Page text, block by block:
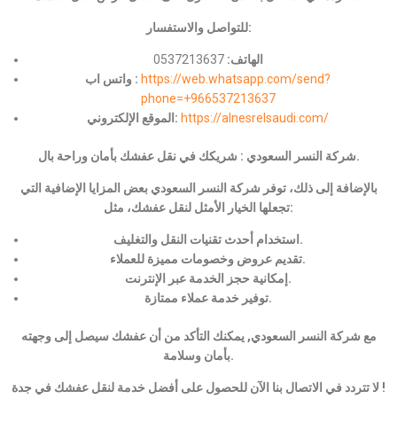
للتواصل والاستفسار:
الهاتف: 0537213637
واتس اب : https://web.whatsapp.com/send?
phone=+966537213637
الموقع الإلكتروني: https://alnesrelsaudi.com/
شركة النسر السعودي : شريكك في نقل عفشك بأمان وراحة بال.
بالإضافة إلى ذلك، توفر شركة النسر السعودي بعض المزايا الإضافية التي
تجعلها الخيار الأمثل لنقل عفشك، مثل:
استخدام أحدث تقنيات النقل والتغليف.
تقديم عروض وخصومات مميزة للعملاء.
إمكانية حجز الخدمة عبر الإنترنت.
توفير خدمة عملاء ممتازة.
مع شركة النسر السعودي, يمكنك التأكد من أن عفشك سيصل إلى وجهته
بأمان وسلامة.
لا تتردد في الاتصال بنا الآن للحصول على أفضل خدمة لنقل عفشك في جدة !